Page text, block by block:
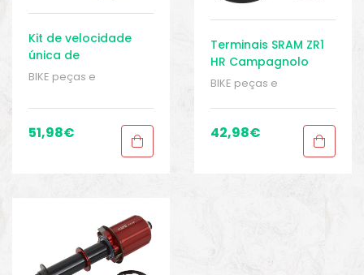
Kit de velocidade
única de
componentes
BIKE peças e
Acessórios,Eixo,Peças,
Peças de bicicleta
Speed,Sport Gears
51,98€
Terminais SRAM ZR1
HR Campagnolo
BIKE peças e
Peças de bicicleta
Sport Gears
42,98€